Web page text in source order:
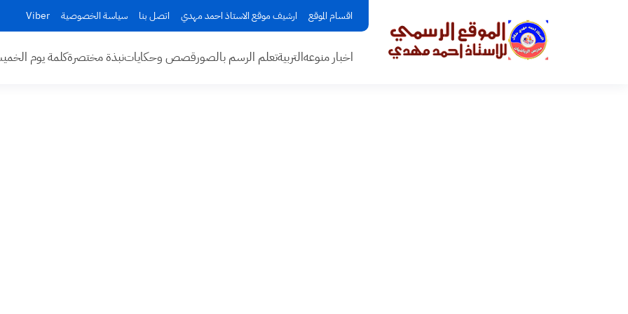
اقسام الموقع ارشيف موقع الاستاذ احمد مهدي اتصل بنا سياسة الخصوصية Viber
اخبار منوعهالتربيةتعلم الرسم بالصورقصص وحكاياتنبذة مختصرةكلمة يوم